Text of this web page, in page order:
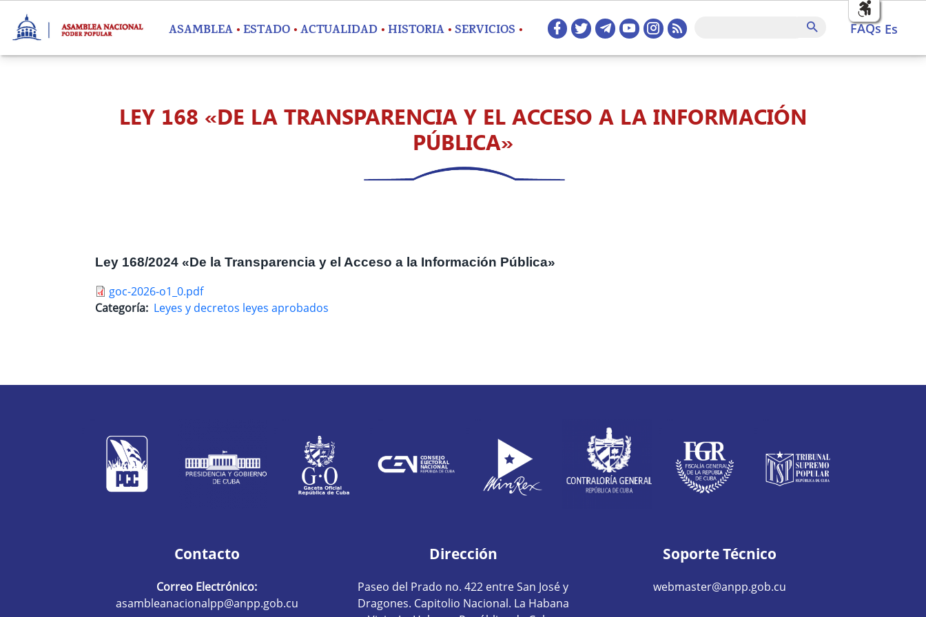
ASAMBLEA ESTADO ACTUALIDAD HISTORIA SERVICIOS
Redes sociales home
FAQs
FAQs es
LEY 168 «DE LA TRANSPARENCIA Y EL ACCESO A LA INFORMACIÓN
PÚBLICA»
Ley 168/2024 «De la Transparencia y el Acceso a la Información Pública»
goc-2026-o1_0.pdf
Categoría Leyes y decretos leyes aprobados
Contacto
Correo Electrónico:
asambleanacionalpp@anpp.gob.cu
Dirección
Paseo del Prado no. 422 entre San José y
Dragones. Capitolio Nacional. La Habana
Soporte Técnico
webmaster@anpp.gob.cu